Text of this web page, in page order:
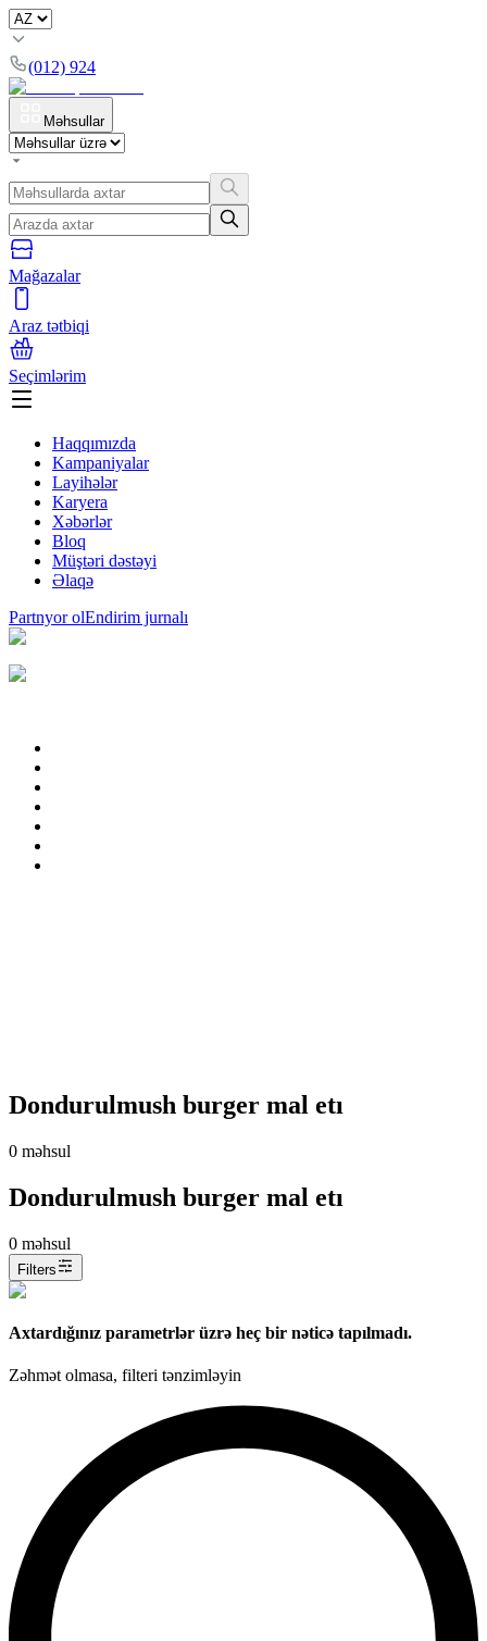
(012) 924
Məhsullar
Mağazalar
Araz tətbiqi
Seçimlərim
Haqqımızda
Kampaniyalar
Layihələr
Karyera
Xəbərlər
Bloq
Müştəri dəstəyi
Əlaqə
Partnyor olEndirim jurnalı
Dondurulmush burger mal etı
0 məhsul
Dondurulmush burger mal etı
0 məhsul
Filters
Axtardığınız parametrlər üzrə heç bir nəticə tapılmadı.
Zəhmət olmasa, filteri tənzimləyin